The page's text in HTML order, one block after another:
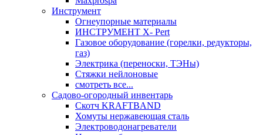
Инструмент
Огнеупорные материалы
ИНСТРУМЕНТ X- Pert
Газовое оборудование (горелки, редукторы,
газ)
Электрика (переноски, ТЭНы)
Стяжки нейлоновые
смотреть все...
Садово-огородный инвентарь
Скотч KRAFTBAND
Хомуты нержавеющая сталь
Электроводонагреватели